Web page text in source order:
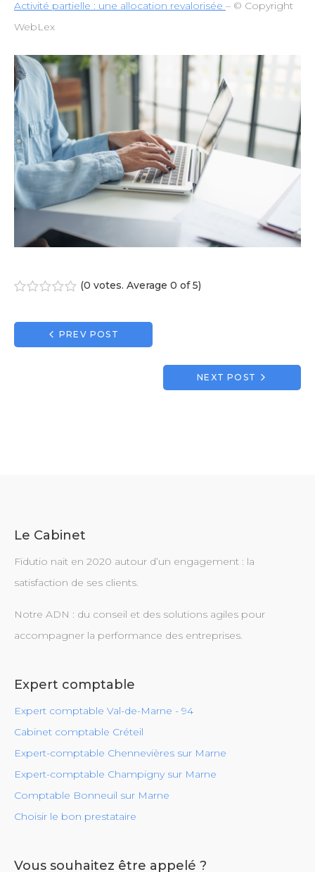
Activité partielle : une allocation revalorisée – © Copyright
WebLex
(0 votes. Average 0 of 5)
Navigation
de
PREV POST
NEXT POST
Le Cabinet
Fidutio nait en 2020 autour d’un engagement : la
satisfaction de ses clients.
Notre ADN : du conseil et des solutions agiles pour
accompagner la performance des entreprises.
Expert comptable
Expert comptable Val-de-Marne - 94
Cabinet comptable Créteil
Expert-comptable Chennevières sur Marne
Expert-comptable Champigny sur Marne
Comptable Bonneuil sur Marne
Choisir le bon prestataire
Vous souhaitez être appelé ?